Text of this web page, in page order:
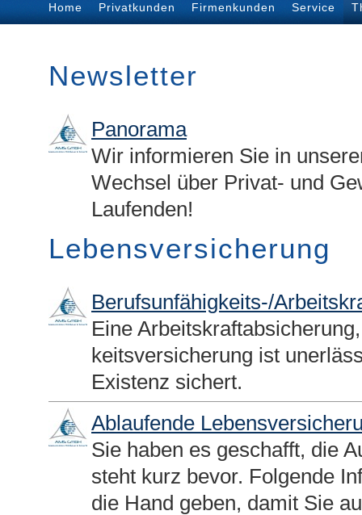
Home Privatkunden Firmenkunden Service
Newsletter
Panorama
Wir informieren Sie in
Wechsel über Privat- und
Laufenden!
Lebensversicherung
Berufs­unfähig­keits-/
Eine
keitsversicherung ist
Existenz sichert.
Ablaufende
Sie haben es geschafft, die
steht kurz bevor. Folgende
die Hand geben, damit Sie